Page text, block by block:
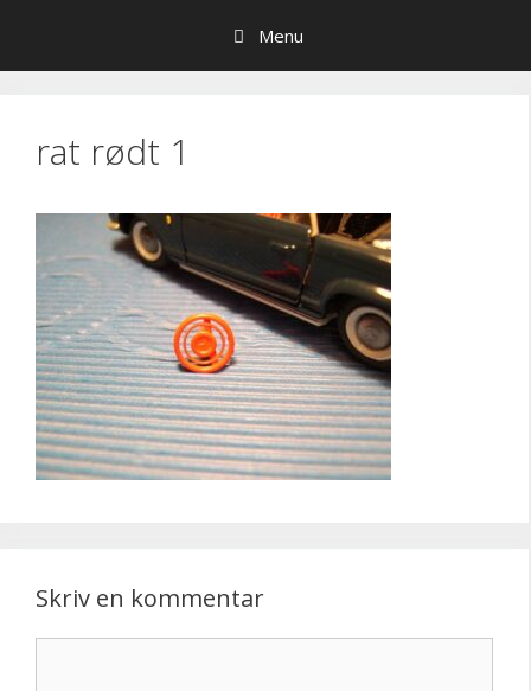
indhold
Menu
rat rødt 1
Skriv en kommentar